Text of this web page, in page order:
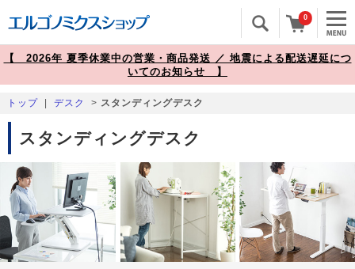
0
【 2026年 夏季休業中の営業・商品発送 ／ 地震による配送遅延につ
いてのお知らせ 】
トップ デスク > スタンディングデスク
スタンディングデスク